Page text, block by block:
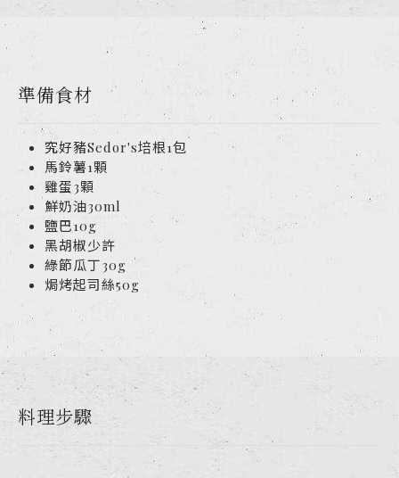
準備食材
究好豬Sedor's培根1包
馬鈴薯1顆
雞蛋3顆
鮮奶油30ml
鹽巴10g
黑胡椒少許
綠節瓜丁30g
焗烤起司絲50g
料理步驟